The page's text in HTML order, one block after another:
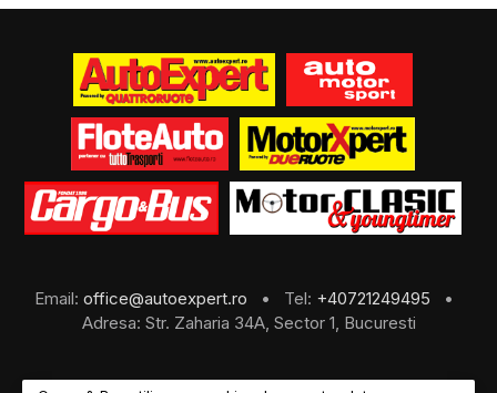
Email: office@autoexpert.ro • Tel: +40721249495
•
Adresa: Str. Zaharia 34A, Sector 1, Bucuresti